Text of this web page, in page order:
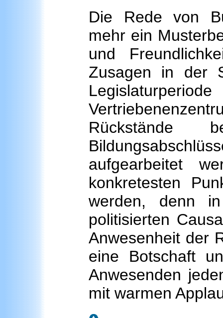
Die Rede von
mehr ein
und
Zusagen in der
Rückstände
aufgearbeitet
konkretesten
werden, denn
politisierten
Anwesenheit der
eine Botschaft
Anwesenden
mit warmen